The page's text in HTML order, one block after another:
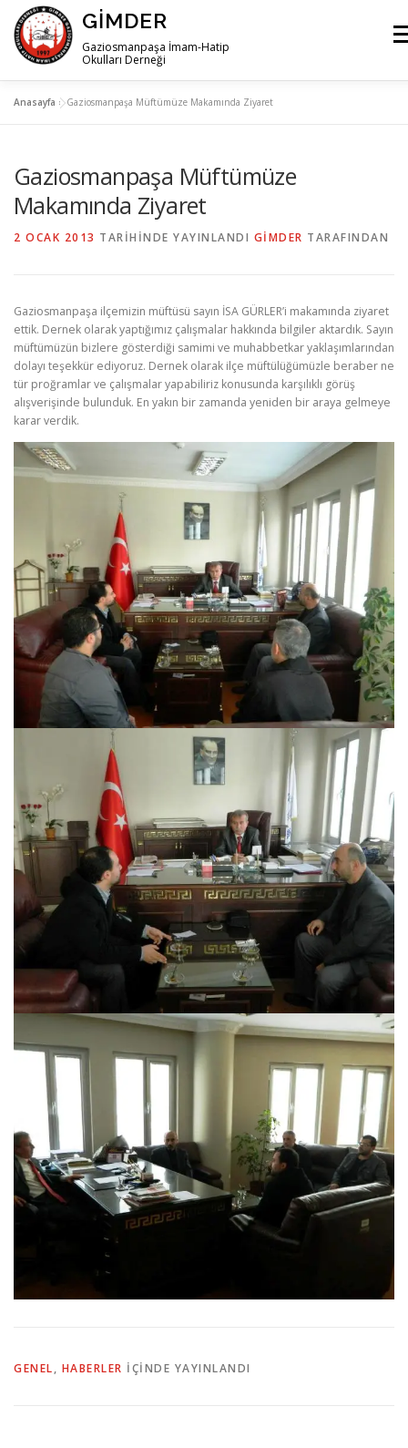
İçeriğe
geç
GIMDER
Gaziosmanpaşa İmam-Hatip
Okulları Derneği
Anasayfa »Gaziosmanpaşa Müftümüze Makamında Ziyaret
Gaziosmanpaşa Müftümüze
Makamında Ziyaret
2 OCAK 2013 TARIHINDE YAYINLANDI GIMDER TARAFINDAN
Gaziosmanpaşa ilçemizin müftüsü sayın İSA GÜRLER’i makamında ziyaret
ettik. Dernek olarak yaptığımız çalışmalar hakkında bilgiler aktardık. Sayın
müftümüzün bizlere gösterdiği samimi ve muhabbetkar yaklaşımlarından
dolayı teşekkür ediyoruz. Dernek olarak ilçe müftülüğümüzle beraber ne
tür proğramlar ve çalışmalar yapabiliriz konusunda karşılıklı görüş
alışverişinde bulunduk. En yakın bir zamanda yeniden bir araya gelmeye
karar verdik.
GENEL, HABERLER IÇINDE YAYINLANDI